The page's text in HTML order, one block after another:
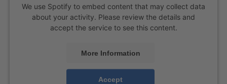
We use Spotify to embed content that may collect data
about your activity. Please review the details and
accept the service to see this content.
More Information
Accept